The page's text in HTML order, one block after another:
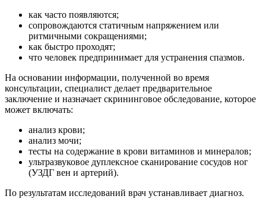
как часто появляются;
сопровождаются статичным напряжением или
ритмичными сокращениями;
как быстро проходят;
что человек предпринимает для устранения спазмов.
На основании информации, полученной во время
консультации, специалист делает предварительное
заключение и назначает скрининговое обследование, которое
может включать:
анализ крови;
анализ мочи;
тесты на содержание в крови витаминов и минералов;
ультразвуковое дуплексное сканирование сосудов ног
(УЗДГ вен и артерий).
По результатам исследований врач устанавливает диагноз.